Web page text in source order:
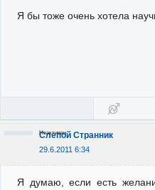
Я бы тоже очень хотела
Слепой Странник
29.6.2011 6:34
Неактивен
Я думаю, если есть